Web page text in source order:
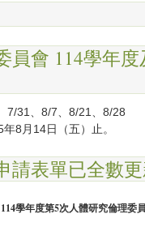
員會 114學年
7/31、8/7、8/21、8/28
8月14日（五）止。
請表單已全數
學年度第5次人體研究倫理委